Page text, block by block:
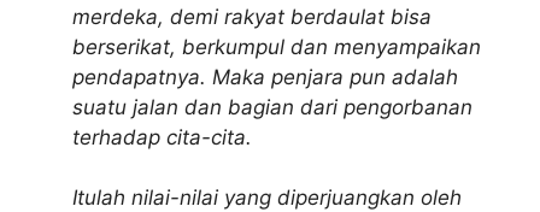
merdeka, demi rakyat berdaulat bisa
berserikat, berkumpul dan menyampaikan
pendapatnya. Maka penjara pun adalah
suatu jalan dan bagian dari pengorbanan
terhadap cita-cita.
Itulah nilai-nilai yang diperjuangkan oleh